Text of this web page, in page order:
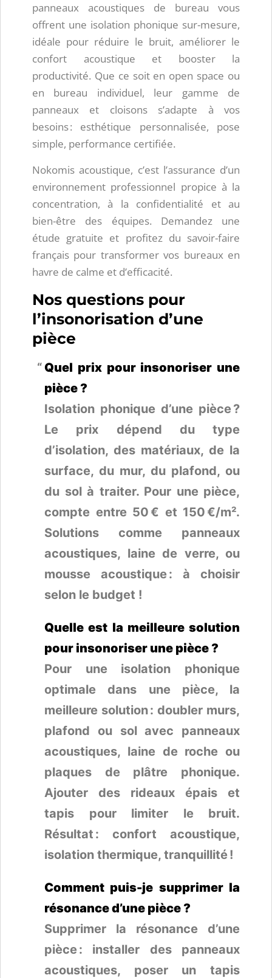
panneaux acoustiques de bureau vous
offrent une isolation phonique sur-mesure,
idéale pour réduire le bruit, améliorer le
confort acoustique et booster la
productivité. Que ce soit en open space ou
en bureau individuel, leur gamme de
panneaux et cloisons s’adapte à vos
besoins : esthétique personnalisée, pose
simple, performance certifiée.
Nokomis acoustique, c’est l’assurance d’un
environnement professionnel propice à la
concentration, à la confidentialité et au
bien-être des équipes. Demandez une
étude gratuite et profitez du savoir-faire
français pour transformer vos bureaux en
havre de calme et d’efficacité.
Nos questions pour
l’insonorisation d’une
pièce
Quel prix pour insonoriser une
pièce ?
Isolation phonique d’une pièce ?
Le prix dépend du type
d’isolation, des matériaux, de la
surface, du mur, du plafond, ou
du sol à traiter. Pour une pièce,
compte entre 50 € et 150 €/m².
Solutions comme panneaux
acoustiques, laine de verre, ou
mousse acoustique : à choisir
selon le budget !
Quelle est la meilleure solution
pour insonoriser une pièce ?
Pour une isolation phonique
optimale dans une pièce, la
meilleure solution : doubler murs,
plafond ou sol avec panneaux
acoustiques, laine de roche ou
plaques de plâtre phonique.
Ajouter des rideaux épais et
tapis pour limiter le bruit.
Résultat : confort acoustique,
isolation thermique, tranquillité !
Comment puis-je supprimer la
résonance d’une pièce ?
Supprimer la résonance d’une
pièce : installer des panneaux
acoustiques, poser un tapis